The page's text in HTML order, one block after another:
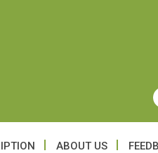
ABOUT US